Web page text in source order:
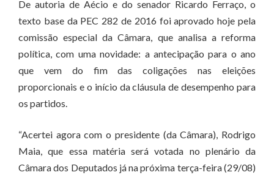
De autoria de Aécio e do senador Ricardo Ferraço, o
texto base da PEC 282 de 2016 foi aprovado hoje pela
comissão especial da Câmara, que analisa a reforma
política, com uma novidade: a antecipação para o ano
que vem do fim das coligações nas eleições
proporcionais e o início da cláusula de desempenho para
os partidos.
“Acertei agora com o presidente (da Câmara), Rodrigo
Maia, que essa matéria será votada no plenário da
Câmara dos Deputados já na próxima terça-feira (29/08)